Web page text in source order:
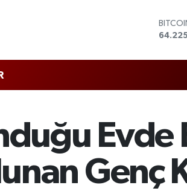
13.799
Evde
Genç